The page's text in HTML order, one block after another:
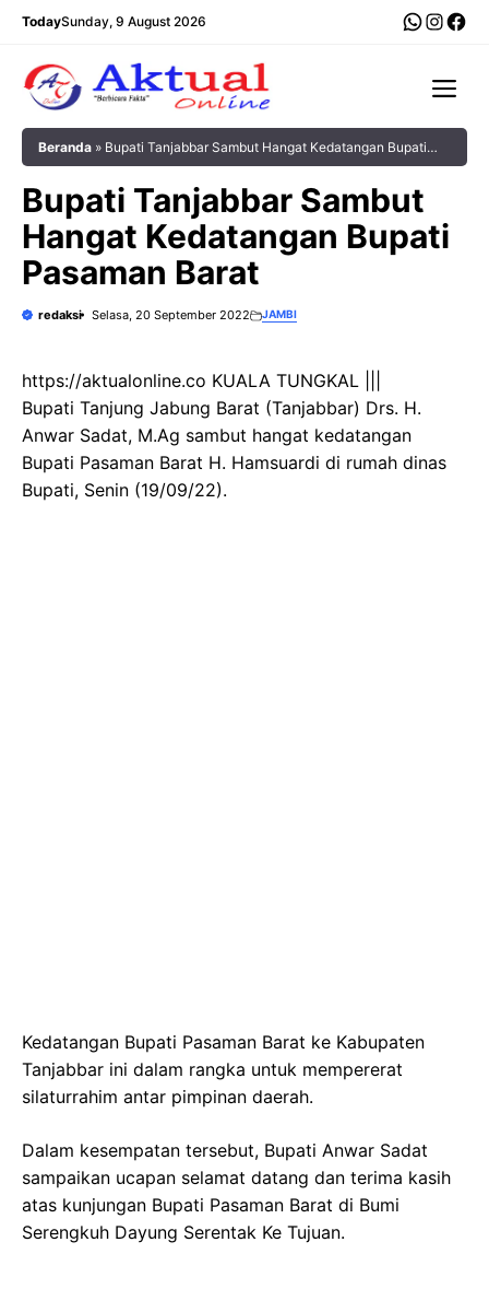
Langsung
TodaySunday, 9 August 2026
Beranda » Bupati Tanjabbar Sambut Hangat Kedatangan Bupati
Bupati Tanjabbar Sambut
Hangat Kedatangan Bupati
Pasaman Barat
redaksi Selasa, 20 September 2022 JAMBI
https://aktualonline.co KUALA TUNGKAL |||
Bupati Tanjung Jabung Barat (Tanjabbar) Drs. H.
Anwar Sadat, M.Ag sambut hangat kedatangan
Bupati Pasaman Barat H. Hamsuardi di rumah dinas
Bupati, Senin (19/09/22).
Kedatangan Bupati Pasaman Barat ke Kabupaten
Tanjabbar ini dalam rangka untuk mempererat
silaturrahim antar pimpinan daerah.
Dalam kesempatan tersebut, Bupati Anwar Sadat
sampaikan ucapan selamat datang dan terima kasih
atas kunjungan Bupati Pasaman Barat di Bumi
Serengkuh Dayung Serentak Ke Tujuan.